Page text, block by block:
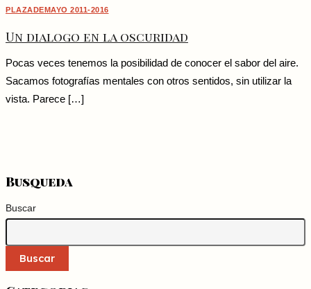
PLAZADEMAYO 2011-2016
Un dialogo en la oscuridad
Pocas veces tenemos la posibilidad de conocer el sabor del aire.
Sacamos fotografías mentales con otros sentidos, sin utilizar la
vista. Parece […]
Busqueda
Buscar
Buscar